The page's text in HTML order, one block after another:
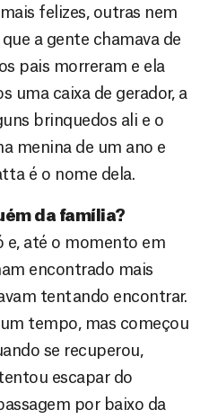
felizes, outras nem
a gente chamava de
pais morreram e ela
uma caixa de gerador, a
brinquedos ali e o
menina de um ano e
é o nome dela.
da família?
e, até o momento em
encontrado mais
tentando encontrar.
tempo, mas começou
se recuperou,
escapar do
por baixo da